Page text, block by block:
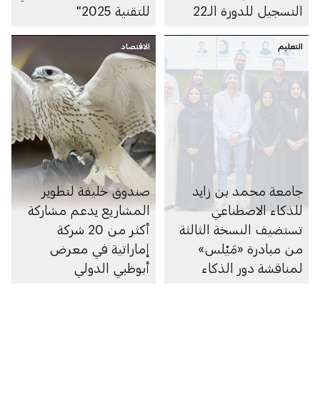
التسجيل للدورة الـ22
للتقنية 2025"
التعليم
جامعة محمد بن زايد
للذكاء الاصطناعي
تستضيف النسخة الثالثة
من مبادرة «مَيْلس»
لمناقشة دور الذكاء
الاقتصاد
صندوق خليفة لتطوير
المشاريع يدعم مشاركة
أكثر من 20 شركة
إماراتية في معرض
أبوظبي الدولي